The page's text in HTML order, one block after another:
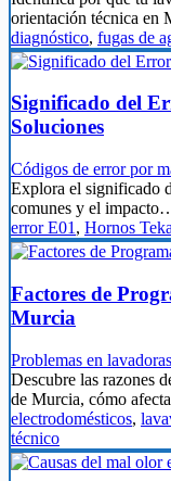
orientación técnica en
diagnóstico, fugas de
Significado del
Soluciones
Códigos de error por
Explora el significado
comunes y el
error E01 , Hornos Teka
Factores de
Murcia
Problemas en lavadoras
Descubre las razones
de Murcia, cómo
electrodomésticos,
técnico